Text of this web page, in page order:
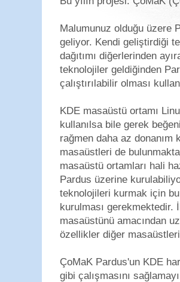
Malumunuz olduğu üzere
geliyor. Kendi geliştirdiği
dağıtımı diğerlerinden
teknolojiler geldiğinden
çalıştırılabilir olması
KDE masaüstü ortamı
kullanılsa bile gerek
rağmen daha az
masaüstleri de
masaüstü ortamları hali
Pardus üzerine
teknolojileri kurmak için bu
kurulması gerekmektedir.
masaüstünü amacından
özellikler diğer
ÇoMaK Pardus'un KDE
gibi çalışmasını